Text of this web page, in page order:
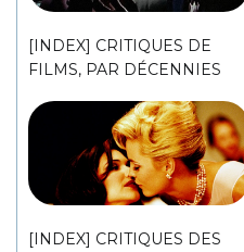
[INDEX] CRITIQUES DE
FILMS, PAR DÉCENNIES
[INDEX] CRITIQUES DES